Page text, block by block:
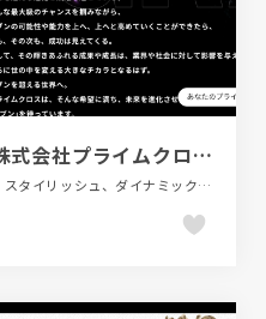
新卒採用サイト2024｜株式会社プライムクロス:デジタルマーケティングエージェンシー
カラフル、スクロールエフェクト、スタイリッシュ、ダイナミック、テクノロジー・サイエンス、ブラック系 、ポップ、モーション多め、大きめ写真、建設・住宅・不動産、新卒・中途採用サイト